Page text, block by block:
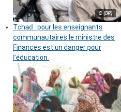
© (DR)
Tchad : pour les enseignants
communautaires le ministre des
Finances est un danger pour
l’éducation.